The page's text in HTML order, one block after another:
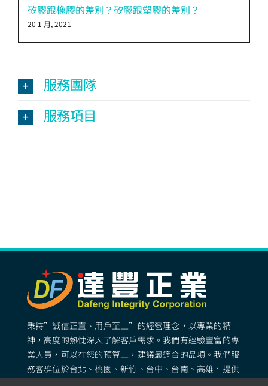
矽膠跟橡膠的差別？矽膠跟塑膠的差別？
20 1 月, 2021
服務團隊
服務項目
秉持”誠信正直、用戶至上”的經營理念，以專業的精
神，高度的熱忱深入了解客戶需求。我們有經驗豐富的專
業人員，可以在您的預算上，建議最適合的品項。我們服
務客群位於台北、桃園、新竹、台中、台南、高雄，提供